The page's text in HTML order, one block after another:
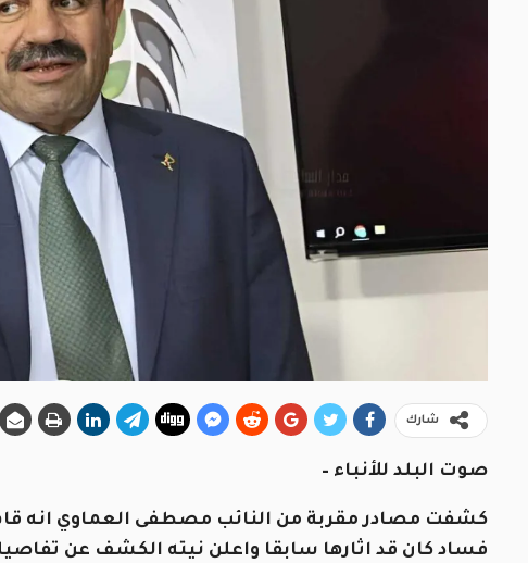
شارك
صوت البلد للأنباء –
كشفت مصادر مقربة من النائب مصطفى العماوي انه
فساد كان قد اثارها سابقا واعلن نيته الكشف عن